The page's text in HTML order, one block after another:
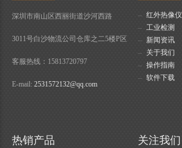
深圳市南山区西丽街道沙河西路
3011号白沙物流公司仓库之二5楼P区
客服热线：15813720797
E-mail: 2531572132@qq.com
红外热像仪
工业检测
新闻资讯
关于我们
操作指南
软件下载
热销产品 关注我们